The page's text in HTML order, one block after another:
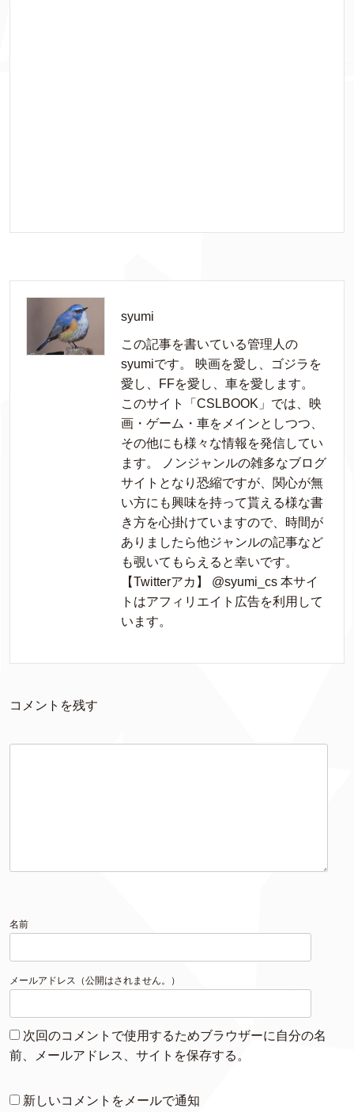
syumi
この記事を書いている管理人の
syumiです。 映画を愛し、ゴジラを
愛し、FFを愛し、車を愛します。
このサイト「CSLBOOK」では、映
画・ゲーム・車をメインとしつつ、
その他にも様々な情報を発信してい
ます。 ノンジャンルの雑多なブログ
サイトとなり恐縮ですが、関心が無
い方にも興味を持って貰える様な書
き方を心掛けていますので、時間が
ありましたら他ジャンルの記事など
も覗いてもらえると幸いです。
【Twitterアカ】 @syumi_cs 本サイ
トはアフィリエイト広告を利用して
います。
コメントを残す
名前
メールアドレス（公開はされません。）
次回のコメントで使用するためブラウザーに自分の名
前、メールアドレス、サイトを保存する。
新しいコメントをメールで通知